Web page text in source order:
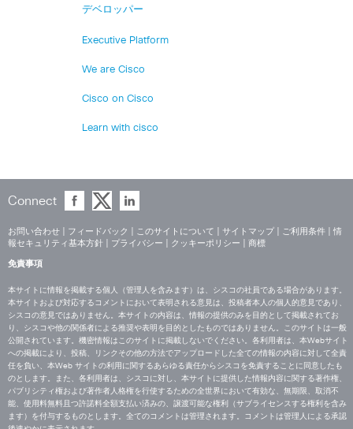
デベロッパー
Executive Platform
We are Cisco
Cisco on Cisco
Learn with cisco
Connect
お問い合わせ フィードバック このサイトについて サイトマップ ご利用条件
情
報セキュリティ基本方針
プライバシー クッキーポリシー 商標
免責事項
本サイトに情報を掲載する個人（管理人を含みます）は、シスコの社員である場合があります。
本サイトおよび対応するコメントにおいて表明される意見は、投稿者本人の個人的意見であり、
シスコの意見ではありません。本サイトの内容は、情報の提供のみを目的として掲載されてお
り、シスコや他の関係者による推奨や表明を目的としたものではありません。このサイトは一般
公開されています。機密情報はこのサイトに掲載しないでください。各利用者は、本Webサイト
への掲載により、投稿、リンクその他の方法でアップロードした全ての情報の内容に対して全責
任を負い、本Web サイトの利用に関するあらゆる責任からシスコを免責することに同意したも
のとします。また、各利用者は、シスコに対し、本サイトに提供した情報内容に関する著作権、
パブリシティ権および著作者人格権を行使するための全世界において有効な、無期限、取消不
能、使用料無料且つ許諾料全額支払い済みの、譲渡可能な権利（サブライセンスする権利を含み
ます）を付与するものとします。全てのコメントは管理されます。コメントは管理人による承認